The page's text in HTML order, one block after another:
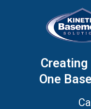
One